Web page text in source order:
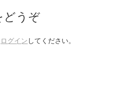
どうぞ
ログイン してください。